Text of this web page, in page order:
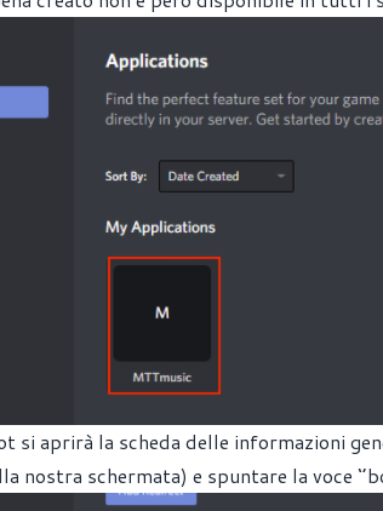
si aprirà la scheda delle informazioni
nostra schermata) e spuntare la voce